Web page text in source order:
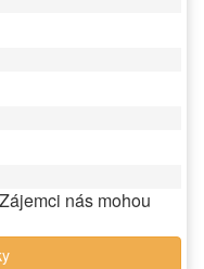
nás mohou